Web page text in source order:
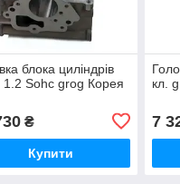
блока циліндрів
1.2 Sohс grog Корея
₴
Купити
кл.
7